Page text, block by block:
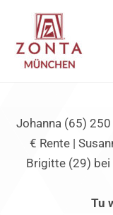
springen
Johanna (65)
€ Rente |
Brigitte (29) bei
Tu